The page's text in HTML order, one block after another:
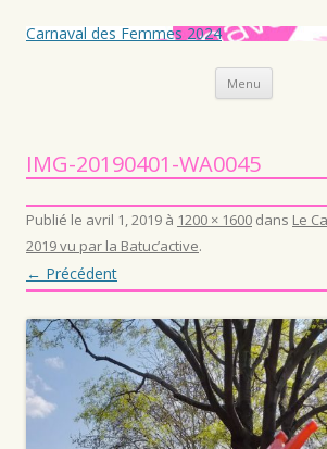
Carnaval des Femmes 2024
Menu Aller au
IMG-20190401-WA0045
Publié le avril 1, 2019 à 1200 × 1600 dans Le
2019 vu par la Batuc’active.
← Précédent